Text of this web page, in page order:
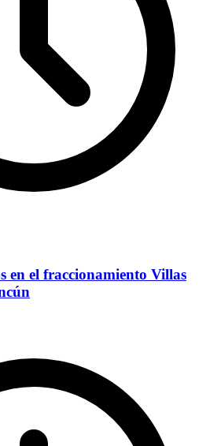
en el fraccionamiento Villas